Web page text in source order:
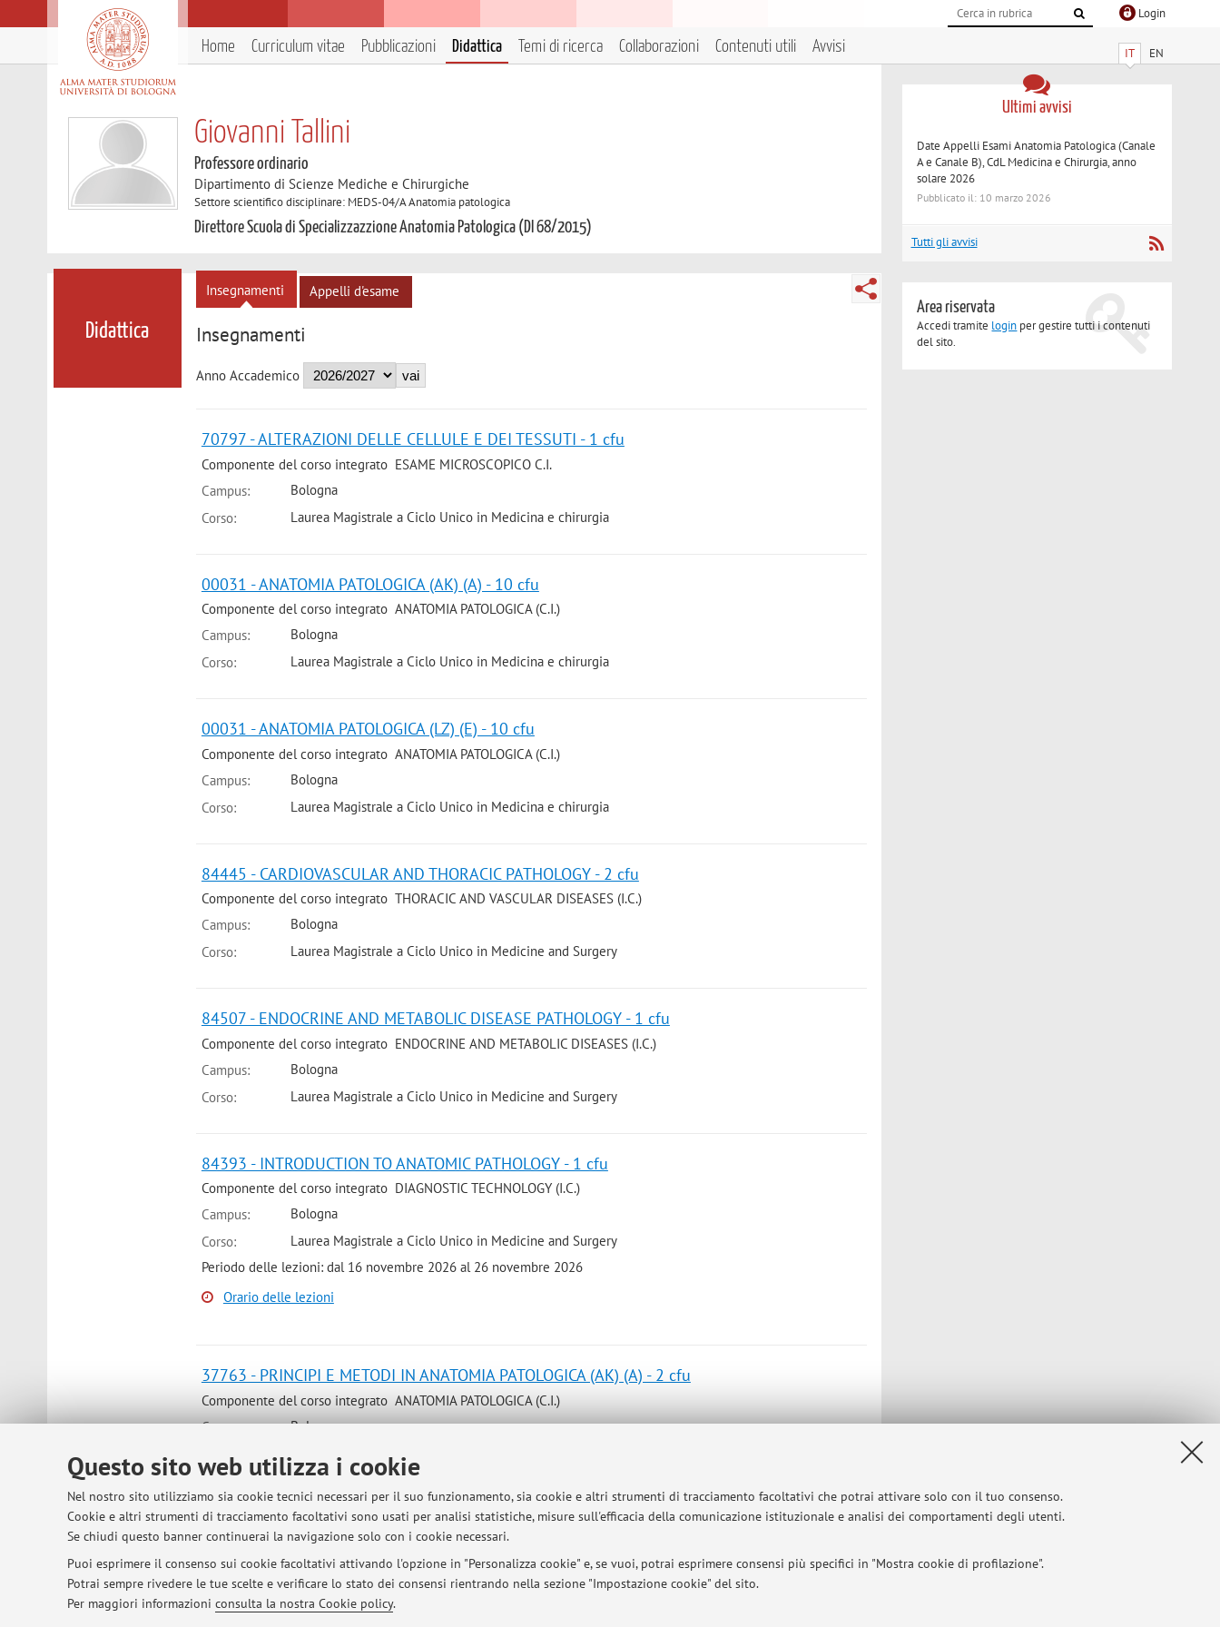
Questo sito web utilizza i cookie
Nel nostro sito utilizziamo sia cookie tecnici necessari per il suo funzionamento, sia cookie e altri strumenti di tracciamento facoltativi che potrai attivare solo con il tuo consenso.
Cookie e altri strumenti di tracciamento facoltativi sono usati per analisi statistiche, misure sull'efficacia della comunicazione istituzionale e analisi dei comportamenti degli utenti.
Se chiudi questo banner continuerai la navigazione solo con i cookie necessari.
Puoi esprimere il consenso sui cookie facoltativi attivando l'opzione in "Personalizza cookie" e, se vuoi, potrai esprimere consensi più specifici in "Mostra cookie di profilazione".
Potrai sempre rivedere le tue scelte e verificare lo stato dei consensi rientrando nella sezione "Impostazione cookie" del sito.
Per maggiori informazioni consulta la nostra Cookie policy.
Login
IT EN
Home Curriculum vitae Pubblicazioni Didattica Temi di ricerca Collaborazioni Contenuti utili Avvisi
Giovanni Tallini
Professore ordinario
Dipartimento di Scienze Mediche e Chirurgiche
Settore scientifico disciplinare: MEDS-04/A Anatomia patologica
Direttore Scuola di Specializzazzione Anatomia Patologica (DI 68/2015)
Didattica
Insegnamenti Appelli d'esame
Insegnamenti
Anno Accademico
70797 - ALTERAZIONI DELLE CELLULE E DEI TESSUTI - 1 cfu
Componente del corso integrato ESAME MICROSCOPICO C.I.
Campus:
Bologna
Corso:
Laurea Magistrale a Ciclo Unico in Medicina e chirurgia
00031 - ANATOMIA PATOLOGICA (AK) (A) - 10 cfu
Componente del corso integrato ANATOMIA PATOLOGICA (C.I.)
Campus:
Bologna
Corso:
Laurea Magistrale a Ciclo Unico in Medicina e chirurgia
00031 - ANATOMIA PATOLOGICA (LZ) (E) - 10 cfu
Componente del corso integrato ANATOMIA PATOLOGICA (C.I.)
Campus:
Bologna
Corso:
Laurea Magistrale a Ciclo Unico in Medicina e chirurgia
84445 - CARDIOVASCULAR AND THORACIC PATHOLOGY - 2 cfu
Componente del corso integrato THORACIC AND VASCULAR DISEASES (I.C.)
Campus:
Bologna
Corso:
Laurea Magistrale a Ciclo Unico in Medicine and Surgery
84507 - ENDOCRINE AND METABOLIC DISEASE PATHOLOGY - 1 cfu
Componente del corso integrato ENDOCRINE AND METABOLIC DISEASES (I.C.)
Campus:
Bologna
Corso:
Laurea Magistrale a Ciclo Unico in Medicine and Surgery
84393 - INTRODUCTION TO ANATOMIC PATHOLOGY - 1 cfu
Componente del corso integrato DIAGNOSTIC TECHNOLOGY (I.C.)
Campus:
Bologna
Corso:
Laurea Magistrale a Ciclo Unico in Medicine and Surgery
Periodo delle lezioni: dal 16 novembre 2026 al 26 novembre 2026
Orario delle lezioni
37763 - PRINCIPI E METODI IN ANATOMIA PATOLOGICA (AK) (A) - 2 cfu
Componente del corso integrato ANATOMIA PATOLOGICA (C.I.)
Campus:
Bologna
Corso:
Laurea Magistrale a Ciclo Unico in Medicina e chirurgia
37763 - PRINCIPI E METODI IN ANATOMIA PATOLOGICA (LZ) (B) - 2 cfu
Componente del corso integrato ANATOMIA PATOLOGICA (C.I.)
Campus:
Bologna
Corso:
Laurea Magistrale a Ciclo Unico in Medicina e chirurgia
Ultimi avvisi
Date Appelli Esami Anatomia Patologica (Canale
A e Canale B), CdL Medicina e Chirurgia, anno
solare 2026
Pubblicato il: 10 marzo 2026
Tutti gli avvisi
Area riservata
Accedi tramite login per gestire tutti i contenuti
del sito.